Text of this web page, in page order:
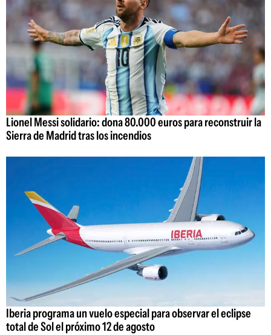
Lionel Messi solidario: dona 80.000 euros para reconstruir la
Sierra de Madrid tras los incendios
Iberia programa un vuelo especial para observar el eclipse
total de Sol el próximo 12 de agosto